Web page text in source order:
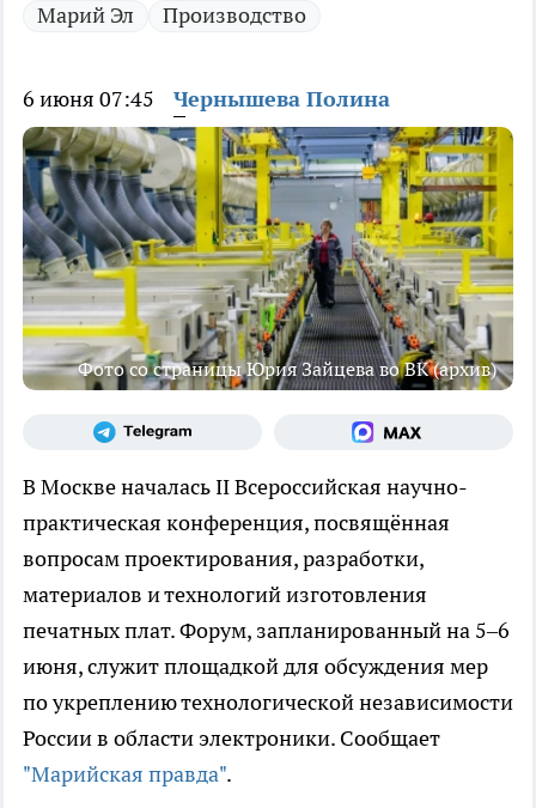
Марий Эл Производство
6 июня 07:45 Чернышева Полина
Фото со страницы Юрия Зайцева во ВК (архив)
В Москве началась II Всероссийская научно-
практическая конференция, посвящённая
вопросам проектирования, разработки,
материалов и технологий изготовления
печатных плат. Форум, запланированный на 5–6
июня, служит площадкой для обсуждения мер
по укреплению технологической независимости
России в области электроники. Сообщает
"Марийская правда".